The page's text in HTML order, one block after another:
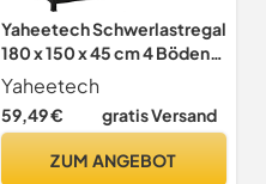
Yaheetech Schwerlastregal
180 x 150 x 45 cm 4 Böden
265kg pro Boden Schwarz
Yaheetech
59,49 € gratis Versand
ZUM ANGEBOT